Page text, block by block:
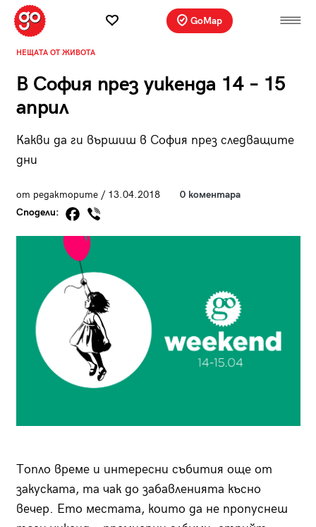
GoMap
НЕЩАТА ОТ ЖИВОТА
В София през уикенда 14 – 15
април
Какви да ги вършиш в София през следващите
дни
от редакторите / 13.04.2018
0 коментара
Сподели:
Топло време и интересни събития още от
закуската, та чак до забавленията късно
вечер. Ето местата, които да не пропуснеш